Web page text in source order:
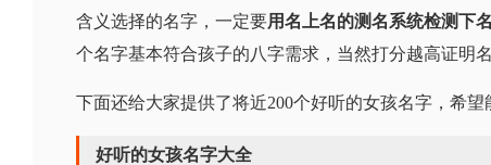
含义选择的名字，一定要用名上名的测名系统检测下
个名字基本符合孩子的八字需求，当然打分越高证明名
下面还给大家提供了将近200个好听的女孩名字，希望
好听的女孩名字大全